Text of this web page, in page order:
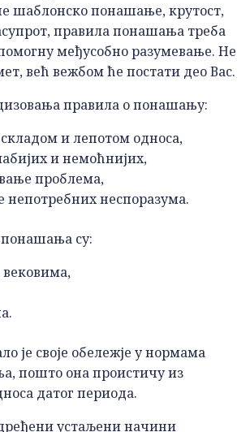
шаблонско понашање, крутост,
правила понашања треба
међусобно разумевање. Не
већ вежбом ће постати део Вас.
правила о понашању:
и лепотом односа,
и немоћнијих,
проблема,
непотребних неспоразума.
су:
је своје обележје у нормама
пошто она проистичу из
датог периода.
устаљени начини